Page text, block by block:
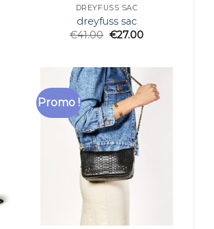
DREYFUSS SAC
dreyfuss sac
€41.00 €27.00
Promo !